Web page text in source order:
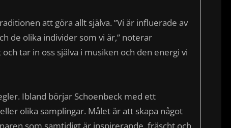
att göra allt själva. ”Vi är influerade av
de olika individer som vi är,” noterar
tar in oss själva i musiken och den energi vi
Ibland börjar Schoenbeck med ett
olika samplingar. Målet är att skapa något